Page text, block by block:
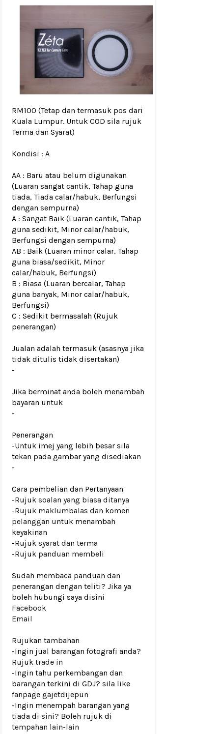
RM100 (Tetap dan termasuk pos dari
Kuala Lumpur. Untuk COD sila rujuk
Terma dan Syarat)
Kondisi : A
AA : Baru atau belum digunakan
(Luaran sangat cantik, Tahap guna
tiada, Tiada calar/habuk, Berfungsi
dengan sempurna)
A : Sangat Baik (Luaran cantik, Tahap
guna sedikit, Minor calar/habuk,
Berfungsi dengan sempurna)
AB : Baik (Luaran minor calar, Tahap
guna biasa/sedikit, Minor
calar/habuk, Berfungsi)
B : Biasa (Luaran bercalar, Tahap
guna banyak, Minor calar/habuk,
Berfungsi)
C : Sedikit bermasalah (Rujuk
penerangan)
Jualan adalah termasuk (asasnya jika
tidak ditulis tidak disertakan)
-
Jika berminat anda boleh menambah
bayaran untuk
-
Penerangan
-Untuk imej yang lebih besar sila
tekan pada gambar yang disediakan
-
Cara pembelian dan Pertanyaan
-Rujuk soalan yang biasa ditanya
-Rujuk maklumbalas dan komen
pelanggan untuk menambah
keyakinan
-Rujuk syarat dan terma
-Rujuk panduan membeli
Sudah membaca panduan dan
penerangan dengan teliti? Jika ya
boleh hubungi saya disini
Facebook
Email
Rujukan tambahan
-Ingin jual barangan fotografi anda?
Rujuk trade in
-Ingin tahu perkembangan dan
barangan terkini di GDJ? sila like
fanpage gajetdijepun
-Ingin menempah barangan yang
tiada di sini? Boleh rujuk di
tempahan lain-lain